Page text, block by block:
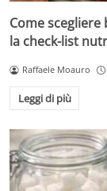
Come
la check-list
Raffaele Moauro
Leggi di più